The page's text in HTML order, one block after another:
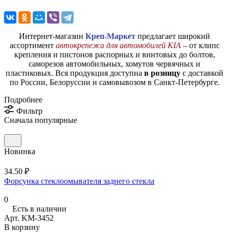
Интернет-магазин Креп-Маркет предлагает широкий
ассортимент автокрепежа для автомобилей KIA – от клипс
крепления и пистонов распорных и винтовых до болтов,
саморезов автомобильных, хомутов червячных и
пластиковых. Вся продукция доступна в розницу с доставкой
по России, Белоруссии и самовывозом в Санкт-Петербурге.
Подробнее
Фильтр
Сначала популярные
Новинка
34.50 ₽
Форсунка стеклоомывателя заднего стекла
0
Есть в наличии
Арт. KM-3452
В корзину